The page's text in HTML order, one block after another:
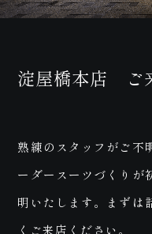
淀屋橋本店 ご
熟練のスタッフがご不
ーダースーツづくりが
明いたします。まずは
くご来店ください。